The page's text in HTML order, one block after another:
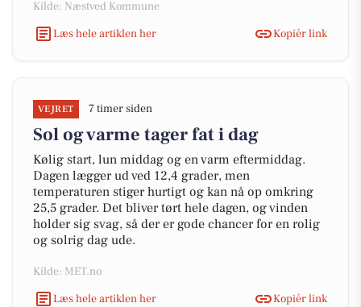
Kilde: Næstved Kommune
Læs hele artiklen her
Kopiér link
VEJRET 7 timer siden
Sol og varme tager fat i dag
Kølig start, lun middag og en varm eftermiddag.
Dagen lægger ud ved 12,4 grader, men
temperaturen stiger hurtigt og kan nå op omkring
25,5 grader. Det bliver tørt hele dagen, og vinden
holder sig svag, så der er gode chancer for en rolig
og solrig dag ude.
Kilde: MET.no
Læs hele artiklen her
Kopiér link